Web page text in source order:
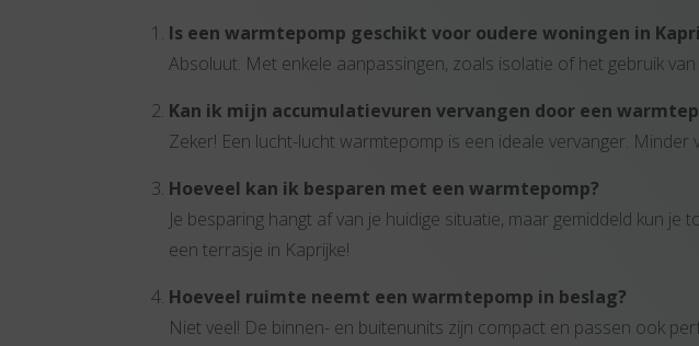
Is een warmtepomp geschikt voor oudere woningen in
Absoluut. Met enkele aanpassingen, zoals isolatie of het gebruik
Kan ik mijn accumulatievuren vervangen door een
Zeker! Een lucht-lucht warmtepomp is een ideale vervanger.
Hoeveel kan ik besparen met een warmtepomp?
Je besparing hangt af van je huidige situatie, maar gemiddeld kun
een terrasje in Kaprijke!
Hoeveel ruimte neemt een warmtepomp in beslag?
Niet veel! De binnen- en buitenunits zijn compact en passen ook